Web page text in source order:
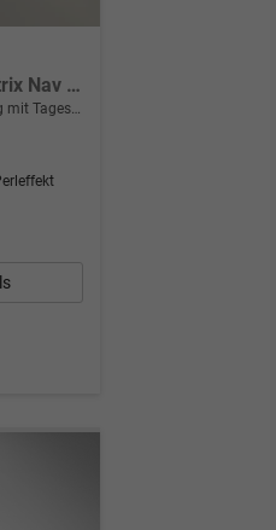
Sportline DSG Sportl AHK Pano Matrix Nav 360° Canton